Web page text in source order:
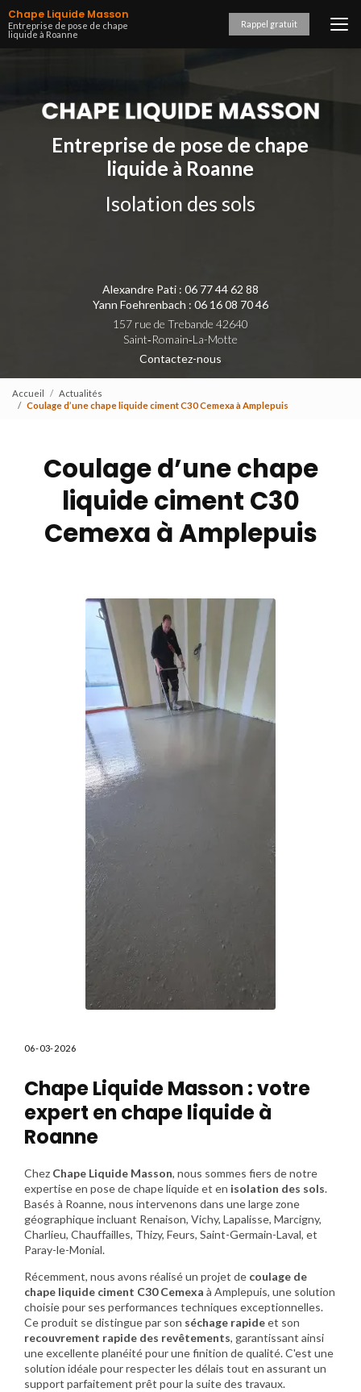
Aller
au
contenu
Chape Liquide Masson
Entreprise de pose de chape
liquide à Roanne
Rappel gratuit
Entreprise de pose de chape
liquide à Roanne
Isolation des sols
Alexandre Pati : 06 77 44 62 88
Yann Foehrenbach : 06 16 08 70 46
157 rue de Trebande 42640
Saint‑Romain‑La-Motte
Contactez-nous
Accueil
Actualités
Coulage d’une chape liquide ciment C30 Cemexa à Amplepuis
Coulage d’une chape
liquide ciment C30
Cemexa à Amplepuis
06-03-2026
Chape Liquide Masson : votre
expert en chape liquide à
Roanne
Chez Chape Liquide Masson, nous sommes fiers de notre
expertise en pose de chape liquide et en isolation des sols.
Basés à Roanne, nous intervenons dans une large zone
géographique incluant Renaison, Vichy, Lapalisse, Marcigny,
Charlieu, Chauffailles, Thizy, Feurs, Saint-Germain-Laval, et
Paray-le-Monial.
Récemment, nous avons réalisé un projet de coulage de
chape liquide ciment C30 Cemexa à Amplepuis, une solution
choisie pour ses performances techniques exceptionnelles.
Ce produit se distingue par son séchage rapideet son
recouvrement rapide des revêtements, garantissant ainsi
une excellente planéité pour une finition de qualité. C'est une
solution idéale pour respecter les délais tout en assurant un
support parfaitement prêt pour la suite des travaux.